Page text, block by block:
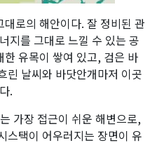
로의 해안이다. 잘 정비된 관
지를 그대로 느낄 수 있는 공
유목이 쌓여 있고, 검은 바
린 날씨와 바닷안개마저 이곳
.
가장 접근이 쉬운 해변으로,
스택이 어우러지는 장면이 유